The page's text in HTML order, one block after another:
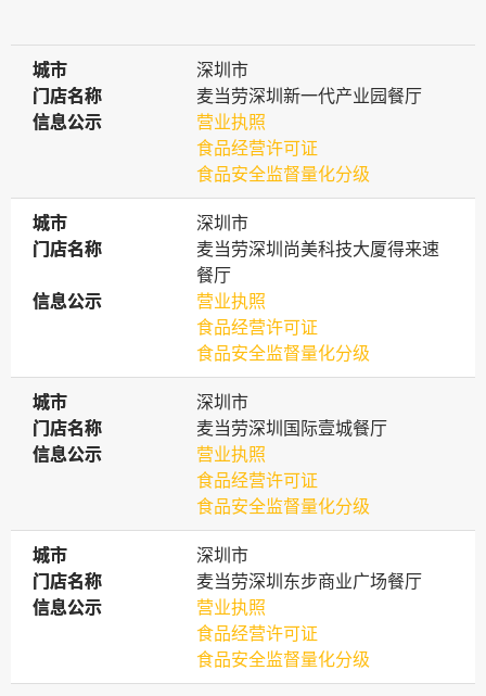
城市
城市
深圳市
门店名称
门店名称
麦当劳深圳新一代产业园餐厅
信息公示
信息公示
营业执照
食品经营许可证
食品安全监督量化分级
城市
城市
深圳市
门店名称
门店名称
麦当劳深圳尚美科技大厦得来速
餐厅
信息公示
信息公示
营业执照
食品经营许可证
食品安全监督量化分级
城市
城市
深圳市
门店名称
门店名称
麦当劳深圳国际壹城餐厅
信息公示
信息公示
营业执照
食品经营许可证
食品安全监督量化分级
城市
城市
深圳市
门店名称
门店名称
麦当劳深圳东步商业广场餐厅
信息公示
信息公示
营业执照
食品经营许可证
食品安全监督量化分级